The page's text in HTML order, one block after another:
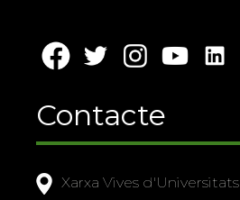
Contacte
Xarxa Vives d'Universitats